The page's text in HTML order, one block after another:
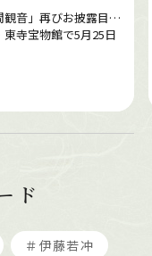
観音」再びお披露目…
東寺宝物館で5月25日
ド
＃伊藤若冲